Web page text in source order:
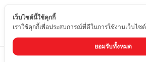
TH
เว็บไซต์นี้ใช้คุกกี้
เราใช้คุกกี้เพื่อประสบการณ์ที่ดีในการใช้งานเว็บไซต์
ยอมรับทั้งหมด